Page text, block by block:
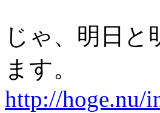
じゃ、明日と
ます。
http://hoge.nu/